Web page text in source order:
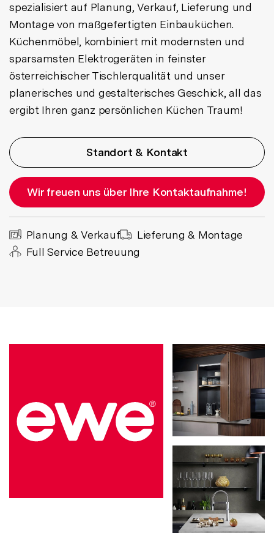
spezialisiert auf Planung, Verkauf, Lieferung und
Montage von maßgefertigten Einbauküchen.
Küchenmöbel, kombiniert mit modernsten und
sparsamsten Elektrogeräten in feinster
österreichischer Tischlerqualität und unser
planerisches und gestalterisches Geschick, all das
ergibt Ihren ganz persönlichen Küchen Traum!
Standort & Kontakt
Wir freuen uns über Ihre Kontaktaufnahme!
Planung & Verkauf
Lieferung & Montage
Full Service Betreuung